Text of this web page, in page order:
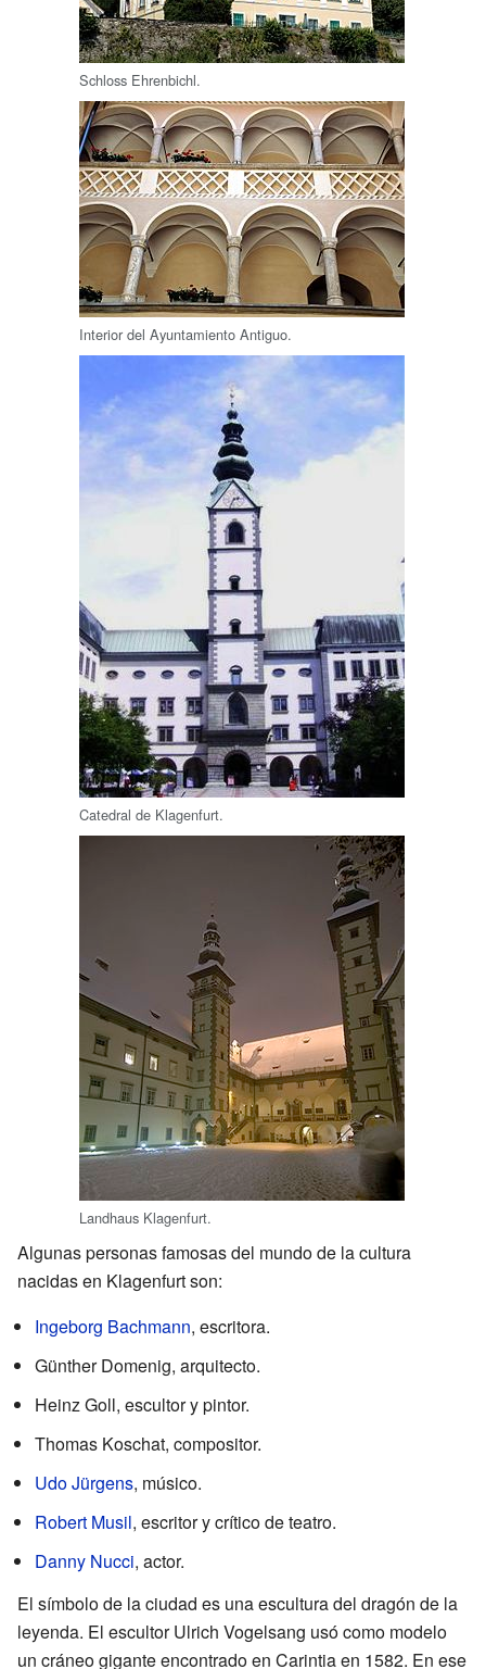
Schloss Ehrenbichl.
Interior del Ayuntamiento Antiguo.
Catedral de Klagenfurt.
Landhaus Klagenfurt.
Algunas personas famosas del mundo de la cultura
nacidas en Klagenfurt son:
Ingeborg Bachmann, escritora.
Günther Domenig, arquitecto.
Heinz Goll, escultor y pintor.
Thomas Koschat, compositor.
Udo Jürgens, músico.
Robert Musil, escritor y crítico de teatro.
Danny Nucci, actor.
El símbolo de la ciudad es una escultura del dragón de la
leyenda. El escultor Ulrich Vogelsang usó como modelo
un cráneo gigante encontrado en Carintia en 1582. En ese